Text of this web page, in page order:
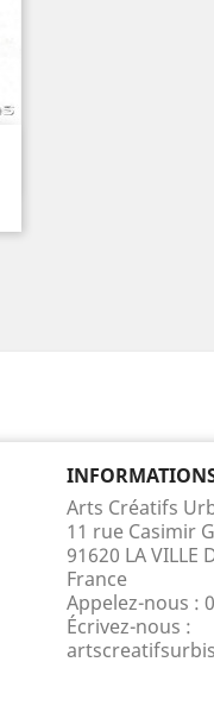
Arts Créatifs
11 rue Casimir
91620 LA VILLE
France
Appelez-nous :
Écrivez-nous :